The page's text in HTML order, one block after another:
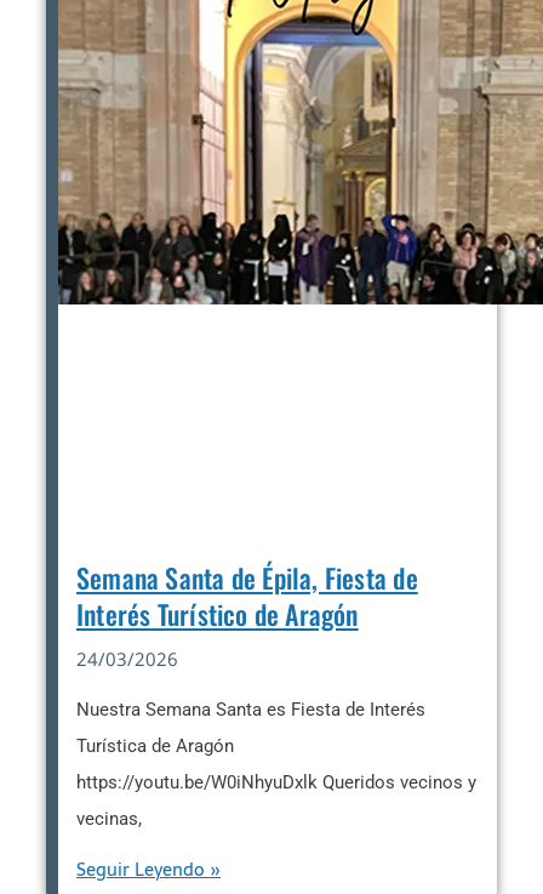
Semana Santa de Épila, Fiesta de
Interés Turístico de Aragón
24/03/2026
Nuestra Semana Santa es Fiesta de Interés
Turística de Aragón
https://youtu.be/W0iNhyuDxlk Queridos vecinos y
vecinas,
Seguir Leyendo »